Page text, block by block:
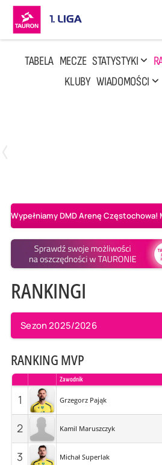
TABELA MECZE STATYSTYKI
KLUBY WIADOMOŚCI
Wypełniamy DMD Arenę
RANKINGI
Sezon 2025/2026
RANKING MVP
Zawodnik
1 Grzegorz Pająk
2
Kamil Maruszczyk
3
Michał Superlak